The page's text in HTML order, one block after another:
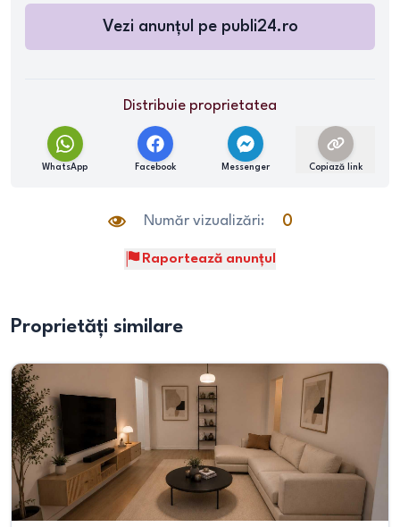
Vezi anunțul pe publi24.ro
Distribuie proprietatea
WhatsApp Facebook Messenger Copiază link
Număr vizualizări: 0
Raportează anunțul
Proprietăți similare